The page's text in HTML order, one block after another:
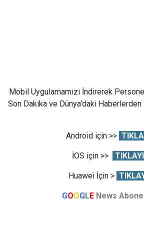
Mobil Uygulamamızı İndirerek
Son Dakika ve Dünya'daki
Android için >>
İOS için >>
Huawei İçin >
GOOGLE News